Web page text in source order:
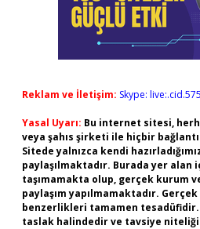
Reklam ve İletişim: Skype:
Yasal Uyarı: Bu internet sitesi,
veya şahıs şirketi ile hiçbir
Sitede yalnızca kendi
paylaşılmaktadır. Burada yer
taşımamakta olup, gerçek kurum
paylaşım yapılmamaktadır.
benzerlikleri tamamen
taslak halindedir ve tavsiye niteliği